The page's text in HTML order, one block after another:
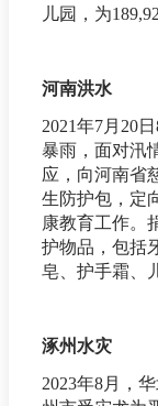
儿园，为
河南洪水
2021年7月20
暴雨，面对汛
应，向河南省
生防护包，定
康教育工作。
护物品，包括
皂、护手霜、
涿州水灾
2023年8月，